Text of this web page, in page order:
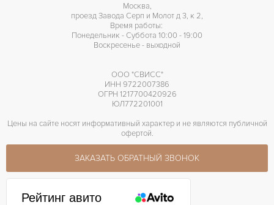
Москва,
проезд Завода Серп и Молот д 3, к 2,
Время работы:
Понедельник - Суббота 10:00 - 19:00
Воскресенье - выходной
ООО "СВИСС"
ИНН 9722007386
ОГРН 1217700420926
ЮЛ772201001
Цены на сайте носят информативный характер и не являются публичной
офертой.
ЗАКАЗАТЬ ОБРАТНЫЙ ЗВОНОК
Рейтинг авито